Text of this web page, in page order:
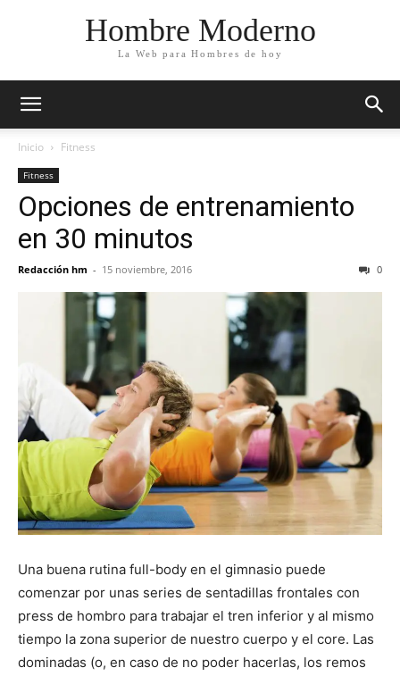
Hombre Moderno
La Web para Hombres de hoy
Inicio Fitness
Fitness
Opciones de entrenamiento
en 30 minutos
Redacción hm - 15 noviembre, 2016 0
Una buena rutina full-body en el gimnasio puede
comenzar por unas series de sentadillas frontales con
press de hombro para trabajar el tren inferior y al mismo
tiempo la zona superior de nuestro cuerpo y el core. Las
dominadas (o, en caso de no poder hacerlas, los remos